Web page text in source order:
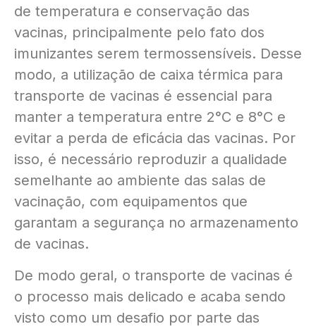
de temperatura e conservação das
vacinas, principalmente pelo fato dos
imunizantes serem termossensíveis. Desse
modo, a utilização de caixa térmica para
transporte de vacinas é essencial para
manter a temperatura entre 2°C e 8°C e
evitar a perda de eficácia das vacinas. Por
isso, é necessário reproduzir a qualidade
semelhante ao ambiente das salas de
vacinação, com equipamentos que
garantam a segurança no armazenamento
de vacinas.
De modo geral, o transporte de vacinas é
o processo mais delicado e acaba sendo
visto como um desafio por parte das